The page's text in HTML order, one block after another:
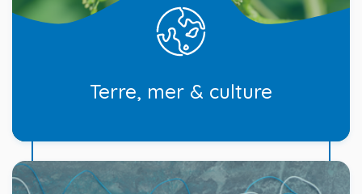
Terre, mer & culture